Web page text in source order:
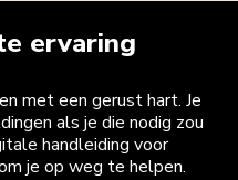
ervaring
met een gerust hart. Je
als je die nodig zou
handleiding voor
je op weg te helpen.